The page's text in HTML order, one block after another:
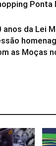
Ponta
anos da Lei
as Moças